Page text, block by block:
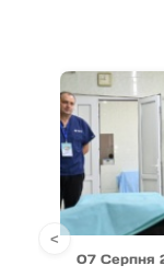
07 Серпня
<